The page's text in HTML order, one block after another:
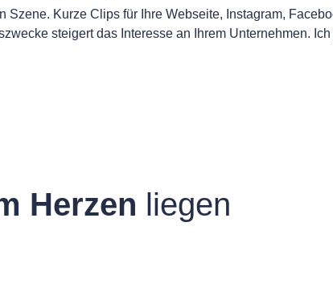
Szene. Kurze Clips für Ihre Webseite, Instagram,
steigert das Interesse an Ihrem Unternehmen.
Herzen liegen